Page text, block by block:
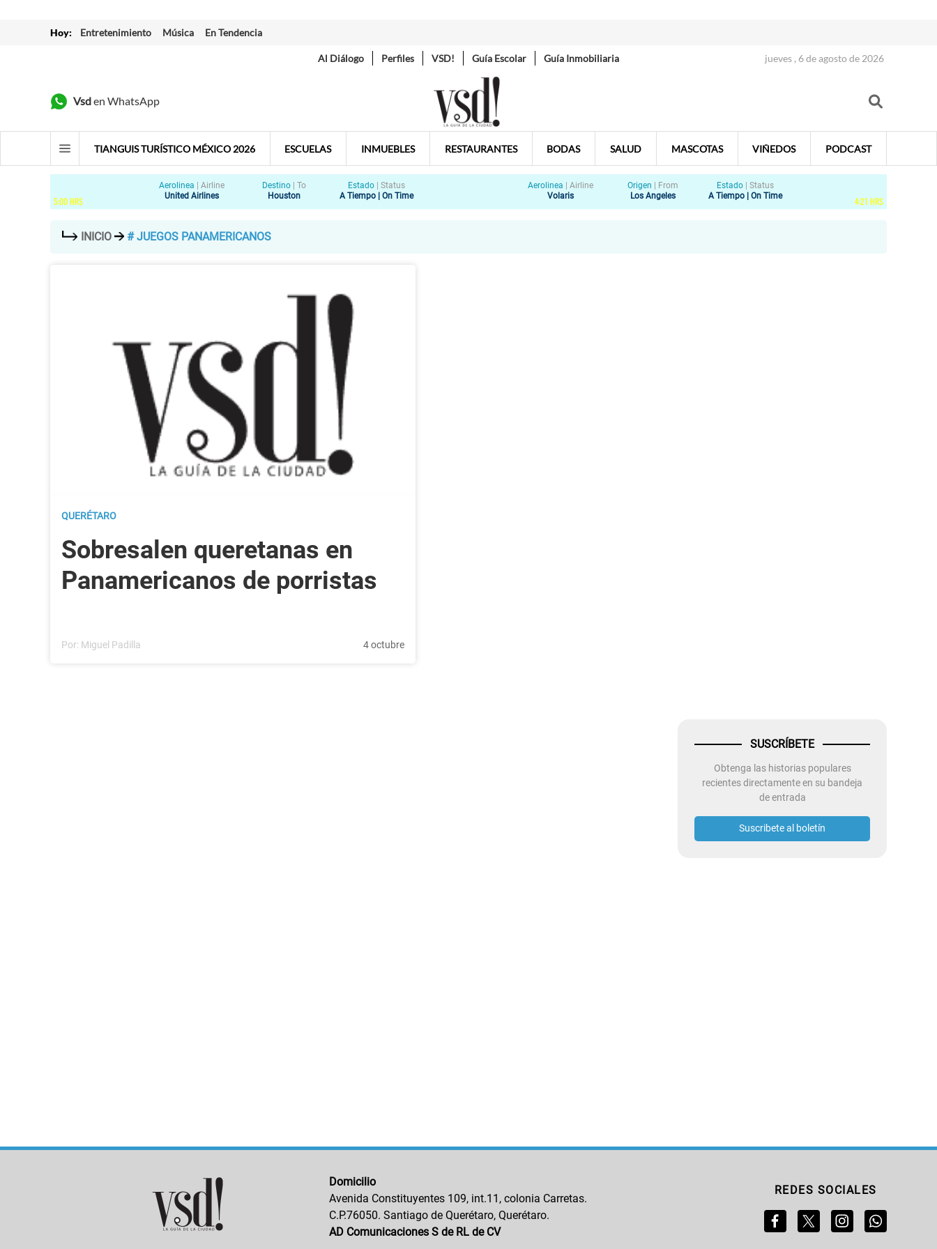
Hoy: Entretenimiento Música En Tendencia
Al Diálogo Perfiles VSD! Guía Escolar Guía Inmobiliaria jueves , 6 de agosto de 2026
Vsden WhatsApp
TIANGUIS TURÍSTICO MÉXICO 2026 ESCUELAS INMUEBLES RESTAURANTES BODAS SALUD MASCOTAS VIÑEDOS PODCAST
5:00HRS
Aerolinea
Airline
United Airlines
Destino
To
Houston
Estado
Status
A Tiempo | On Time
Aerolinea
Airline
Volaris
Origen
From
Los Angeles
Estado
Status
A Tiempo | On Time
4:21 HRS
INICIO # JUEGOS PANAMERICANOS
QUERÉTARO
Sobresalen queretanas en
Panamericanos de porristas
Por: Miguel Padilla 4 octubre
SUSCRÍBETE
Obtenga las historias populares
recientes directamente en su bandeja
de entrada
Suscribete al boletín
Domicilio
Avenida Constituyentes 109, int.11, colonia Carretas.
C.P.76050. Santiago de Querétaro, Querétaro.
AD Comunicaciones S de RL de CV
REDES SOCIALES